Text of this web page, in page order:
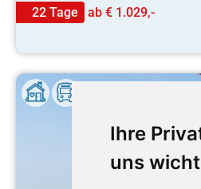
Ihre
uns
22 Tage
ab € 1.029,-